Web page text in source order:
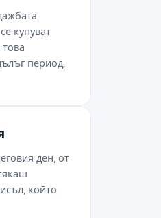
купуват
период,
ден, от
който